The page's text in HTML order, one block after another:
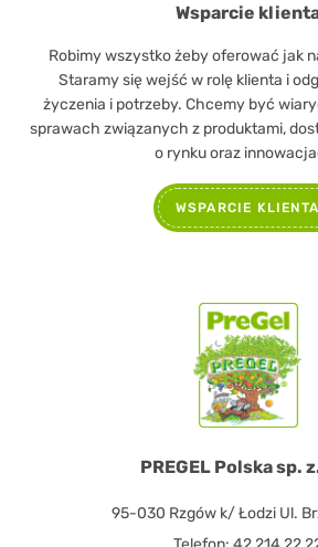
PREGEL Polska sp.
95-030 Rzgów k/ Łodzi Ul.
Wsparcie
Robimy wszystko żeby oferować jak
Staramy się wejść w rolę klienta i
życzenia i potrzeby. Chcemy być
sprawach związanych z produktami,
o rynku oraz
WSPARCIE KLIENTA